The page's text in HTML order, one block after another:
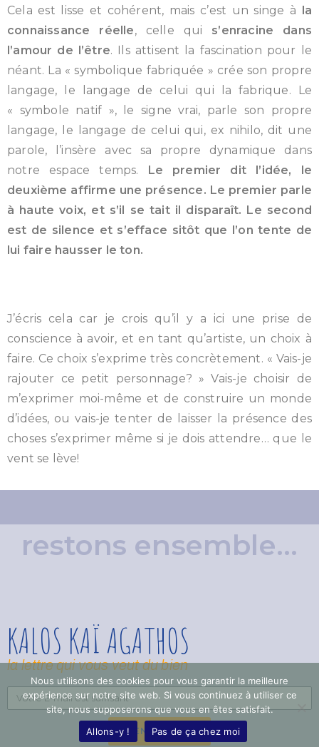
Cela est lisse et cohérent, mais c’est un singe à la
connaissance réelle, celle qui s’enracine dans
l’amour de l’être. Ils attisent la fascination pour le
néant. La « symbolique fabriquée » crée son propre
langage, le langage de celui qui la fabrique. Le
« symbole natif », le signe vrai, parle son propre
langage, le langage de celui qui, ex nihilo, dit une
parole, l’insère avec sa propre dynamique dans
notre espace temps. Le premier dit l’idée, le
deuxième affirme une présence. Le premier parle
à haute voix, et s’il se tait il disparaît. Le second
est de silence et s’efface sitôt que l’on tente de
lui faire hausser le ton.
J’écris cela car je crois qu’il y a ici une prise de
conscience à avoir, et en tant qu’artiste, un choix à
faire. Ce choix s’exprime très concrètement. « Vais-je
rajouter ce petit personnage? » Vais-je choisir de
m’exprimer moi-même et de construire un monde
d’idées, ou vais-je tenter de laisser la présence des
choses s’exprimer même si je dois attendre… que le
vent se lève!
restons ensemble...
KALOS KAÏ AGATHOS
la lettre qui vous veut du bien
ENVOYER
Nous utilisons des cookies pour vous garantir la meilleure
expérience sur notre site web. Si vous continuez à utiliser ce
site, nous supposerons que vous en êtes satisfait.
Allons-y !
Pas de ça chez moi